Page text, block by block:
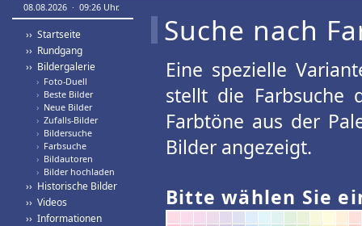
08.08.2026 · 09:26 Uhr.
›› Startseite
›› Rundgang
›› Bildergalerie
› Foto-Duell
› Beste Bilder
› Neue Bilder
› Zufalls-Bilder
› Bildersuche
› Farbsuche
› Bildautoren
› Bilder hochladen
›› Historische Bilder
›› Videos
›› Informationen
Suche nach
Eine spezielle
stellt die Farbsuche
Farbtöne aus der
Bilder angezeigt.
Bitte wählen Sie